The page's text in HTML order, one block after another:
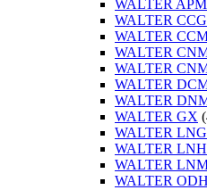
WALTER
WALTER
WALTER
WALTER
WALTER
WALTER
WALTER
WALTER GX
WALTER
WALTER
WALTER
WALTER